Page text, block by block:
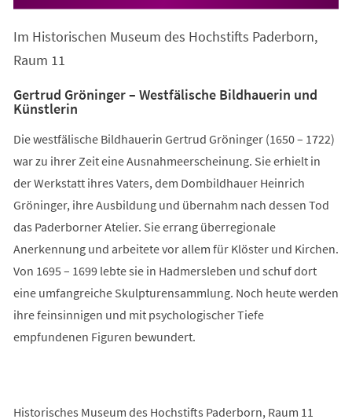
Im Historischen Museum des Hochstifts Paderborn,
Raum 11
Gertrud Gröninger – Westfälische Bildhauerin und
Künstlerin
Die westfälische Bildhauerin Gertrud Gröninger (1650 – 1722)
war zu ihrer Zeit eine Ausnahmeerscheinung. Sie erhielt in
der Werkstatt ihres Vaters, dem Dombildhauer Heinrich
Gröninger, ihre Ausbildung und übernahm nach dessen Tod
das Paderborner Atelier. Sie errang überregionale
Anerkennung und arbeitete vor allem für Klöster und Kirchen.
Von 1695 – 1699 lebte sie in Hadmersleben und schuf dort
eine umfangreiche Skulpturensammlung. Noch heute werden
ihre feinsinnigen und mit psychologischer Tiefe
empfundenen Figuren bewundert.
Historisches Museum des Hochstifts Paderborn, Raum 11